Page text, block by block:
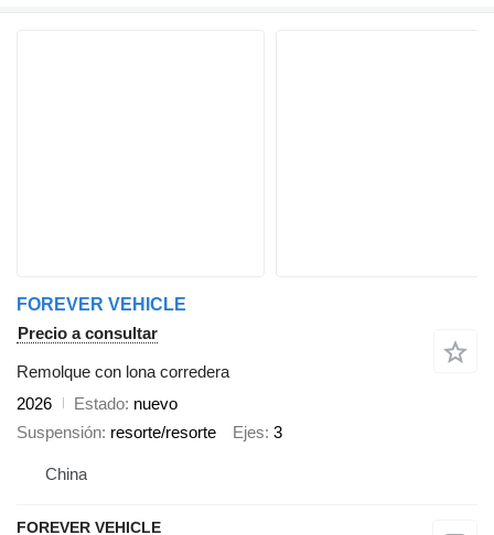
FOREVER VEHICLE
Precio a consultar
Remolque con lona corredera
2026
Estado nuevo
Suspensión resorte/resorte Ejes 3
China
FOREVER VEHICLE